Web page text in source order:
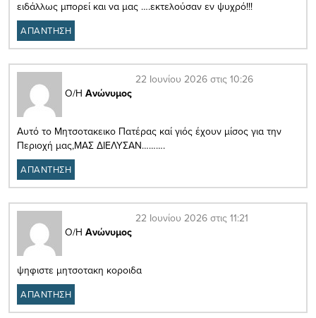
ειδάλλως μπορεί και να μας ….εκτελούσαν εν ψυχρό!!!
ΑΠΑΝΤΗΣΗ
Ο/Η Ανώνυμος
22 Ιουνίου 2026 στις 10:26
Αυτό το Μητσοτακεικο Πατέρας καί γιός έχουν μίσος για την
Περιοχή μας,ΜΑΣ ΔΙΕΛΥΣΑΝ……….
ΑΠΑΝΤΗΣΗ
Ο/Η Ανώνυμος
22 Ιουνίου 2026 στις 11:21
ψηφιστε μητσοτακη κοροιδα
ΑΠΑΝΤΗΣΗ